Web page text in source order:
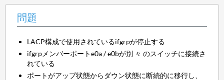
問題
LACP構成で使用されているifgrpが停止する
ifgrpメンバーポートe0a / e0bが別 々 のスイッチに接続さ
れている
ポートがアップ状態からダウン状態に断続的に移行し、